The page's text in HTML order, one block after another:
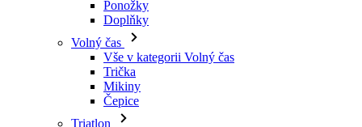
Ponožky
Doplňky
Volný čas
Vše v kategorii Volný čas
Trička
Mikiny
Čepice
Triatlon